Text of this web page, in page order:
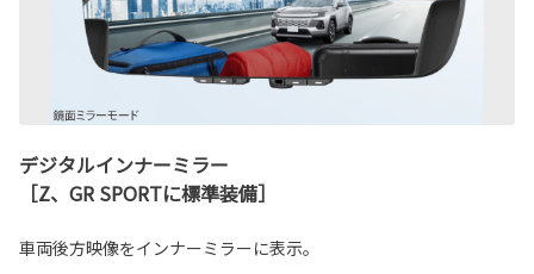
デジタルインナーミラー
［Z、GR SPORTに標準装備］
車両後方映像をインナーミラーに表示。